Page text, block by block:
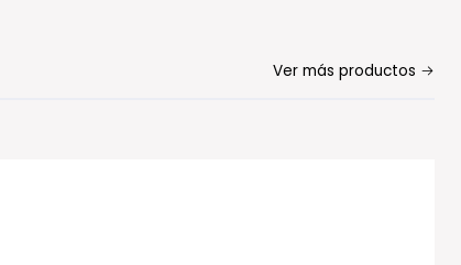
Ver más productos